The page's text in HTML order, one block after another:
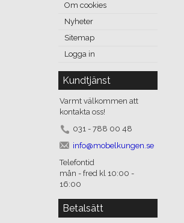
Om cookies
Nyheter
Sitemap
Logga in
Kundtjänst
Varmt välkommen att
kontakta oss!
031 - 788 00 48
info@mobelkungen.se
Telefontid
mån - fred kl 10:00 -
16:00
Betalsätt